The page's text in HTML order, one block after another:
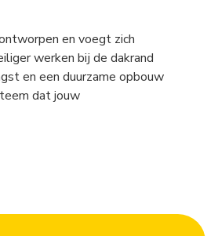
en voegt zich
werken bij de dakrand
en een duurzame opbouw
dat jouw